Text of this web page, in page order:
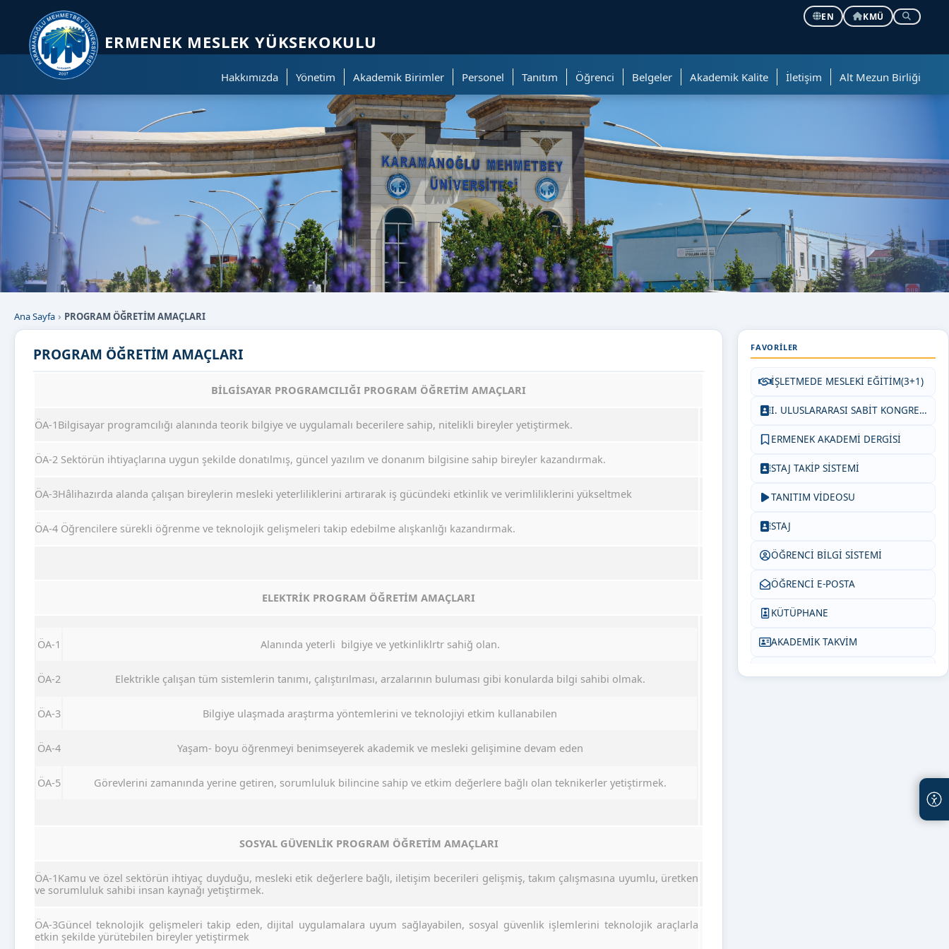
EN
KMÜ
ERMENEK MESLEK YÜKSEKOKULU
Hakkımızda Yönetim Akademik Birimler Personel Tanıtım Öğrenci Belgeler Akademik Kalite İletişim Alt Mezun Birliği
Ana Sayfa PROGRAM ÖĞRETİM AMAÇLARI
PROGRAM ÖĞRETİM AMAÇLARI
BİLGİSAYAR PROGRAMCILIĞI PROGRAM ÖĞRETİM AMAÇLARI
ÖA-1Bilgisayar programcılığı alanında teorik bilgiye ve uygulamalı becerilere sahip, nitelikli bireyler yetiştirmek.
ÖA-2 Sektörün ihtiyaçlarına uygun şekilde donatılmış, güncel yazılım ve donanım bilgisine sahip bireyler kazandırmak.
ÖA-3Hâlihazırda alanda çalışan bireylerin mesleki yeterliliklerini artırarak iş gücündeki etkinlik ve verimliliklerini yükseltmek
ÖA-4 Öğrencilere sürekli öğrenme ve teknolojik gelişmeleri takip edebilme alışkanlığı kazandırmak.
ELEKTRİK PROGRAM ÖĞRETİM AMAÇLARI
ÖA-1 Alanında yeterli bilgiye ve yetkinliklrtr sahiğ olan.
ÖA-2 Elektrikle çalışan tüm sistemlerin tanımı, çalıştırılması, arzalarının buluması gibi konularda bilgi sahibi olmak.
ÖA-3 Bilgiye ulaşmada araştırma yöntemlerini ve teknolojiyi etkim kullanabilen
ÖA-4 Yaşam- boyu öğrenmeyi benimseyerek akademik ve mesleki gelişimine devam eden
ÖA-5 Görevlerini zamanında yerine getiren, sorumluluk bilincine sahip ve etkim değerlere bağlı olan teknikerler yetiştirmek.
SOSYAL GÜVENLİK PROGRAM ÖĞRETİM AMAÇLARI
ÖA-1Kamu ve özel sektörün ihtiyaç duyduğu, mesleki etik değerlere bağlı, iletişim becerileri gelişmiş, takım çalışmasına uyumlu, üretken
ve sorumluluk sahibi insan kaynağı yetiştirmek.
ÖA-3Güncel teknolojik gelişmeleri takip eden, dijital uygulamalara uyum sağlayabilen, sosyal güvenlik işlemlerini teknolojik araçlarla
etkin şekilde yürütebilen bireyler yetiştirmek
FAVORILER
İŞLETMEDE MESLEKİ EĞİTİM(3+1)
I. ULUSLARARASI SABİT KONGRELERİ - 2025 DİSİPLİNLERARASI ERMENEK KONGRESİ
ERMENEK AKADEMİ DERGİSİ
STAJ TAKİP SİSTEMİ
TANITIM VİDEOSU
STAJ
ÖĞRENCİ BİLGİ SİSTEMİ
ÖĞRENCİ E-POSTA
KÜTÜPHANE
AKADEMİK TAKVİM